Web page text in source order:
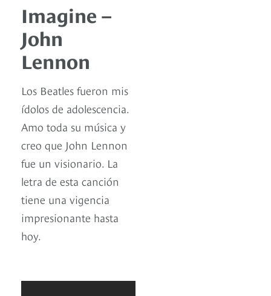
Imagine –
John
Lennon
Los Beatles fueron mis
ídolos de adolescencia.
Amo toda su música y
creo que John Lennon
fue un visionario. La
letra de esta canción
tiene una vigencia
impresionante hasta
hoy.